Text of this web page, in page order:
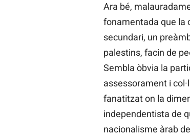
Ara bé,
fonamentada que la
secundari, un
palestins, facin de
Sembla òbvia la
assessorament i
fanatitzat on la
independentista de
nacionalisme àrab